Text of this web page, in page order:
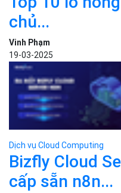
N8N là gì?
và...
Sa Phạm
29-07-2025
Dịch vụ Cloud Computing
Cloud VPS là
Sa Phạm